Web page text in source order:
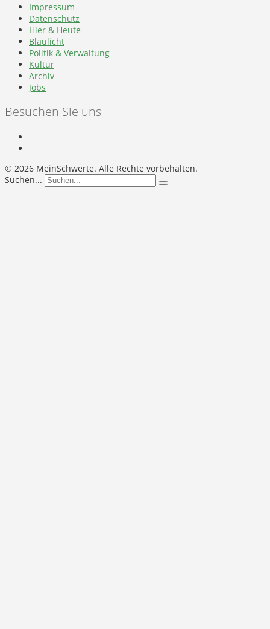
Impressum
Datenschutz
Hier & Heute
Blaulicht
Politik & Verwaltung
Kultur
Archiv
Jobs
Besuchen Sie uns
© 2026 MeinSchwerte. Alle Rechte vorbehalten.
Suchen...